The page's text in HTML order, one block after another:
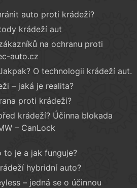
auto proti krádeži?
krádeží aut
na ochranu proti
auto.cz
O technologii krádeží aut.
– jaká je realita?
proti krádeži?
krádeží? Účinna blokada
– CanLock
to je a jak funguje?
hybridní auto?
– jedná se o účinnou